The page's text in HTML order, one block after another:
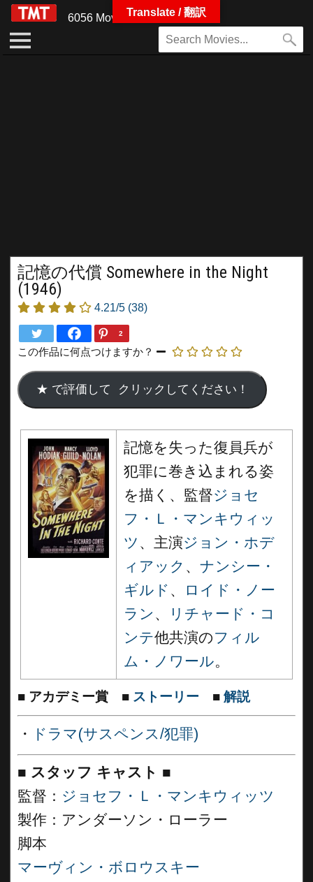
6056 Movies
記憶の代償 Somewhere in the Night
(1946)
4.21/5 (38)
2
この作品に何点つけますか？
記憶を失った復員兵が
犯罪に巻き込まれる姿
を描く、監督ジョセ
フ・Ｌ・マンキウィッ
ツ 、主演ジョン・ホデ
ィアック 、 ナンシー・
ギルド 、
ロイド・ノー
ラン 、
リチャード・コ
ンテ他共演のフィル
ム・ノワール。
■ アカデミー賞 ■ ストーリー ■ 解説
・ ドラマ(サスペンス/犯罪)
■ スタッフ キャスト ■
監督： ジョセフ・Ｌ・マンキウィッツ
製作：アンダーソン・ローラー
脚本
マーヴィン・ボロウスキー
Translate / 翻訳